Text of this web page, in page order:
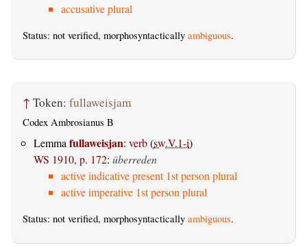
accusative plural
Status: not verified, morphosyntactically ambiguous.
↑ Token: fullaweisjam
Codex Ambrosianus B
Lemmafullaweisjan: verb(sw.V.1-i)
WS 1910, p. 172: überreden
active indicative present 1st person plural
active imperative 1st person plural
Status: not verified, morphosyntactically ambiguous.